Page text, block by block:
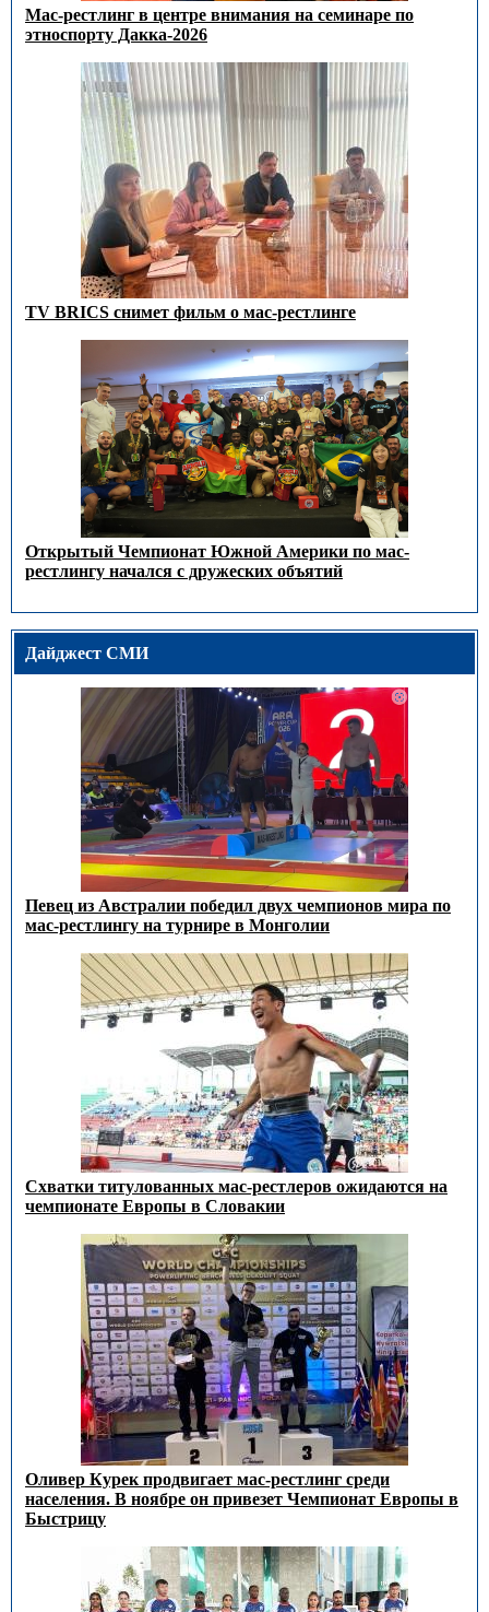
Мас-рестлинг в центре внимания на семинаре по
этноспорту Дакка-2026
TV BRICS снимет фильм о мас-рестлинге
Открытый Чемпионат Южной Америки по мас-
рестлингу начался с дружеских объятий
Дайджест СМИ
Певец из Австралии победил двух чемпионов мира по
мас-рестлингу на турнире в Монголии
Схватки титулованных мас-рестлеров ожидаются на
чемпионате Европы в Словакии
Оливер Курек продвигает мас-рестлинг среди
населения. В ноябре он привезет Чемпионат Европы в
Быстрицу